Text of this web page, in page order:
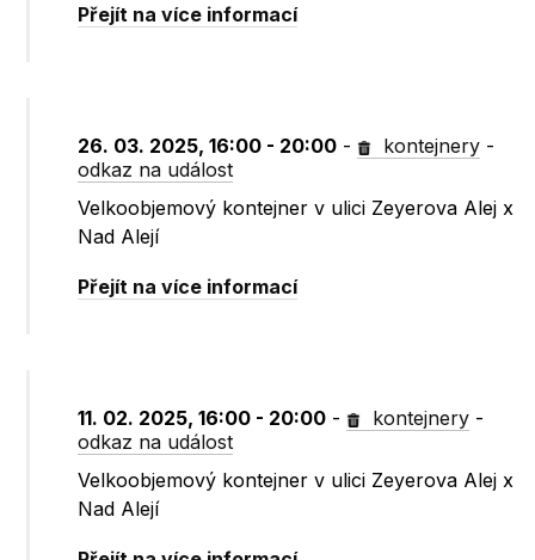
Přejít na více informací
26. 03. 2025, 16:00 - 20:00 - kontejnery -
odkaz na událost
Velkoobjemový kontejner v ulici Zeyerova Alej x
Nad Alejí
Přejít na více informací
11. 02. 2025, 16:00 - 20:00 - kontejnery -
odkaz na událost
Velkoobjemový kontejner v ulici Zeyerova Alej x
Nad Alejí